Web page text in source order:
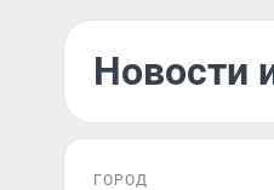
Новости
ГОРОД